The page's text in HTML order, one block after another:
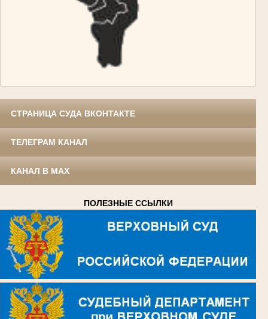
СТРАНИЦА СУДА ВКОНТАКТЕ
ТЕЛЕГРАМ КАНАЛ
КАНАЛ В MAX
ПОЛЕЗНЫЕ ССЫЛКИ